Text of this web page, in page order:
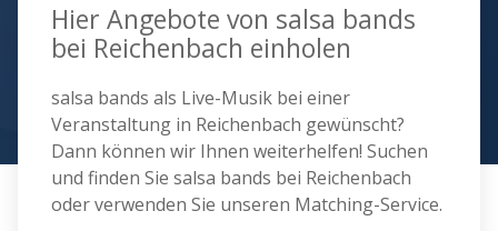
Hier Angebote von salsa bands
bei Reichenbach einholen
salsa bands als Live-Musik bei einer
Veranstaltung in Reichenbach gewünscht?
Dann können wir Ihnen weiterhelfen! Suchen
und finden Sie salsa bands bei Reichenbach
oder verwenden Sie unseren Matching-Service.